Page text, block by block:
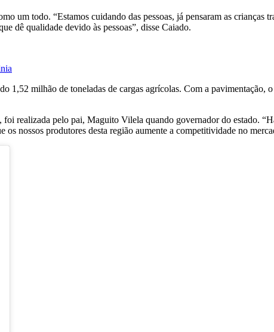
um todo. “Estamos cuidando das pessoas, já pensaram as crianças
dê qualidade devido às pessoas”, disse Caiado.
1,52 milhão de toneladas de cargas agrícolas. Com a pavimentação,
realizada pelo pai, Maguito Vilela quando governador do estado.
nossos produtores desta região aumente a competitividade no